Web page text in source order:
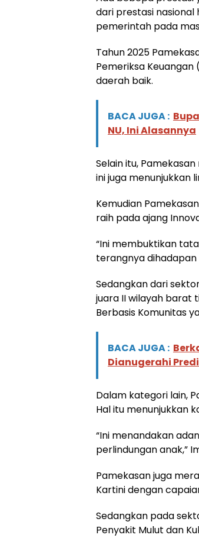
dari prestasi nasional
pemerintah pada
Tahun 2025
Pemeriksa
daerah baik.
BACA JUGA :
NU, Ini Alasannya
Selain itu,
ini juga menunjukkan
Kemudian
raih pada ajang
“Ini membuktikan
terangnya dihadapan
Sedangkan dari
juara II wilayah barat
Berbasis Komunitas
BACA JUGA :
Dianugerahi
Dalam kategori lain,
Hal itu menunjukkan
“Ini menandakan
perlindungan anak,”
Pamekasan juga
Kartini dengan
Sedangkan pada
Penyakit Mulut dan